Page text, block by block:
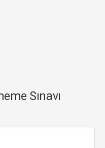
Sınavı